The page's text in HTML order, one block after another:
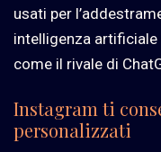
usati per
intelligenza artificiale
come il rivale di
Instagram ti
personalizzati